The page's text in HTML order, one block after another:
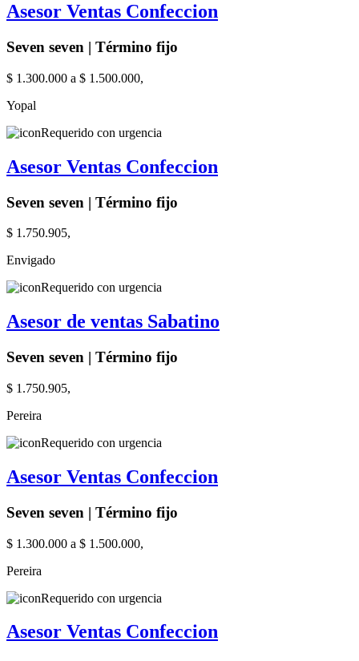
Asesor Ventas Confeccion
Seven seven | Término fijo
$ 1.300.000 a $ 1.500.000,
Yopal
Requerido con urgencia
Asesor Ventas Confeccion
Seven seven | Término fijo
$ 1.750.905,
Envigado
Requerido con urgencia
Asesor de ventas Sabatino
Seven seven | Término fijo
$ 1.750.905,
Pereira
Requerido con urgencia
Asesor Ventas Confeccion
Seven seven | Término fijo
$ 1.300.000 a $ 1.500.000,
Pereira
Requerido con urgencia
Asesor Ventas Confeccion